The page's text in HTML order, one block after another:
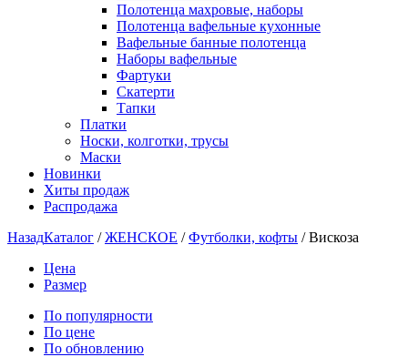
Полотенца махровые, наборы
Полотенца вафельные кухонные
Вафельные банные полотенца
Наборы вафельные
Фартуки
Скатерти
Тапки
Платки
Носки, колготки, трусы
Маски
Новинки
Хиты продаж
Распродажа
НазадКаталог /ЖЕНСКОЕ /Футболки, кофты /Вискоза
Цена
Размер
По популярности
По цене
По обновлению